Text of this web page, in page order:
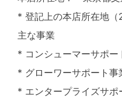
* 登記上の本店所在地（
主な事業
* コンシューマーサポー
* グローワーサポート事
* エンタープライズサポ